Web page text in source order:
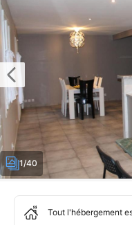
1/40
Tout l'hébergement